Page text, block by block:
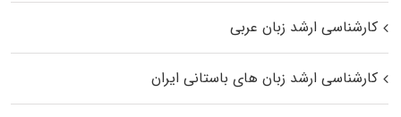
کارشناسی ارشد زبان عربی
کارشناسی ارشد زبان‌ های باستانی ایران